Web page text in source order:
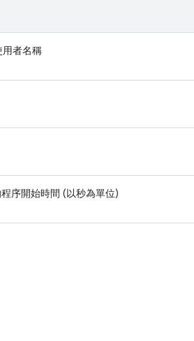
用者名稱
序開始時間 (以秒為單位)